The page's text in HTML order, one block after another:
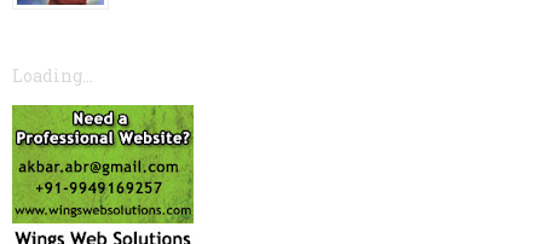
Loading...